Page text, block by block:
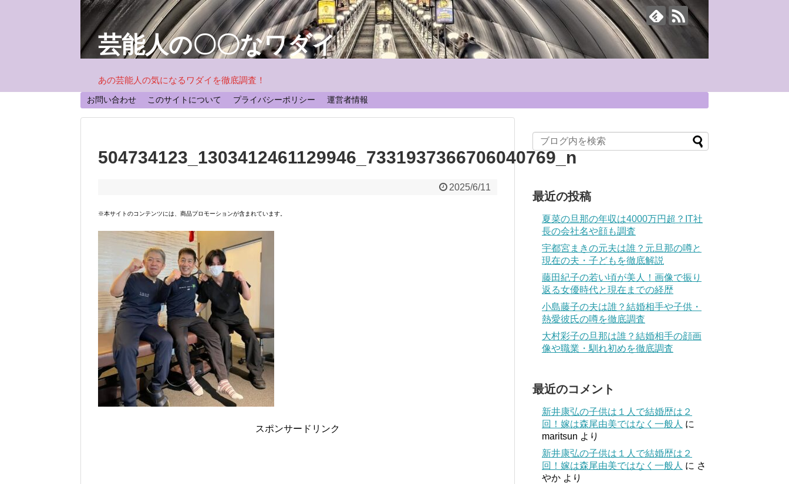
芸能人の〇〇なワダイ
あの芸能人の気になるワダイを徹底調査！
お問い合わせ このサイトについて プライバシーポリシー 運営者情報
504734123_1303412461129946_7331937366706040769_n
2025/6/11
※本サイトのコンテンツには、商品プロモーションが含まれています。
スポンサードリンク
最近の投稿
夏菜の旦那の年収は4000万円超？IT社
長の会社名や顔も調査
宇都宮まきの元夫は誰？元旦那の噂と
現在の夫・子どもを徹底解説
藤田紀子の若い頃が美人！画像で振り
返る女優時代と現在までの経歴
小島藤子の夫は誰？結婚相手や子供・
熱愛彼氏の噂を徹底調査
大村彩子の旦那は誰？結婚相手の顔画
像や職業・馴れ初めを徹底調査
最近のコメント
新井康弘の子供は１人で結婚歴は２
回！嫁は森尾由美ではなく一般人 に
maritsun より
新井康弘の子供は１人で結婚歴は２
回！嫁は森尾由美ではなく一般人 に さ
やか より